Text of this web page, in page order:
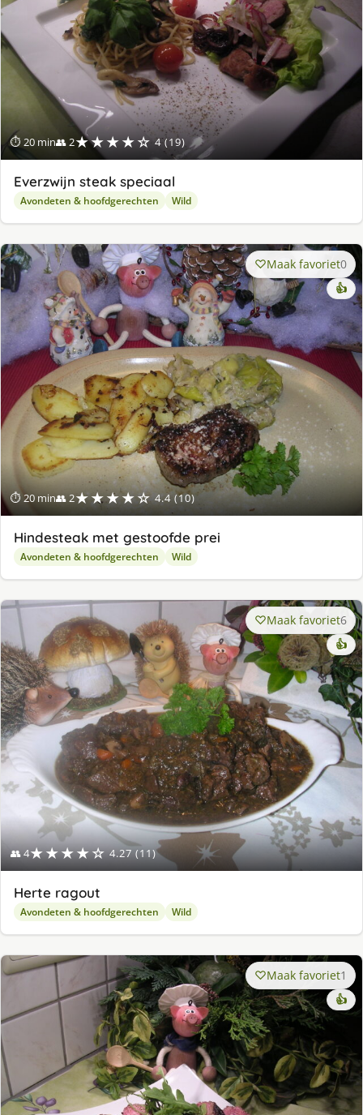
⏱ 20 min👥 2★★★★☆ 4 (19)
Everzwijn steak speciaal
Avondeten & hoofdgerechten Wild
⏱ 20 min👥 2★★★★☆ 4.4 (10)
Maak favoriet0
👍
Hindesteak met gestoofde prei
Avondeten & hoofdgerechten Wild
👥 4★★★★☆ 4.27 (11)
Maak favoriet6
👍
Herte ragout
Avondeten & hoofdgerechten Wild
Maak favoriet1
👍